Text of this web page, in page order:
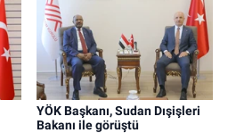
YÖK Başkanı, Sudan Dışişleri
Bakanı ile görüştü